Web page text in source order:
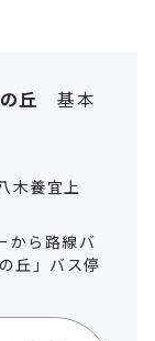
丘 基本
木養宜上
から路線バ
丘」バス停